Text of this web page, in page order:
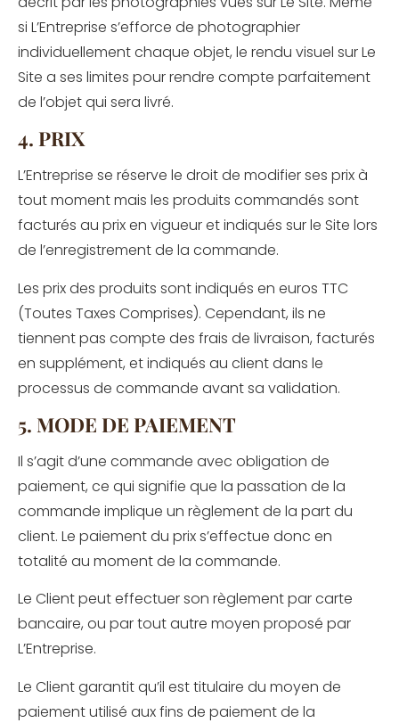
si L’Entreprise s’efforce de photographier
individuellement chaque objet, le rendu visuel sur Le
Site a ses limites pour rendre compte parfaitement
de l’objet qui sera livré.
4. PRIX
L’Entreprise se réserve le droit de modifier ses prix à
tout moment mais les produits commandés sont
facturés au prix en vigueur et indiqués sur le Site lors
de l’enregistrement de la commande.
Les prix des produits sont indiqués en euros TTC
(Toutes Taxes Comprises). Cependant, ils ne
tiennent pas compte des frais de livraison, facturés
en supplément, et indiqués au client dans le
processus de commande avant sa validation.
5. MODE DE PAIEMENT
Il s’agit d’une commande avec obligation de
paiement, ce qui signifie que la passation de la
commande implique un règlement de la part du
client. Le paiement du prix s’effectue donc en
totalité au moment de la commande.
Le Client peut effectuer son règlement par carte
bancaire, ou par tout autre moyen proposé par
L’Entreprise.
Le Client garantit qu’il est titulaire du moyen de
paiement utilisé aux fins de paiement de la